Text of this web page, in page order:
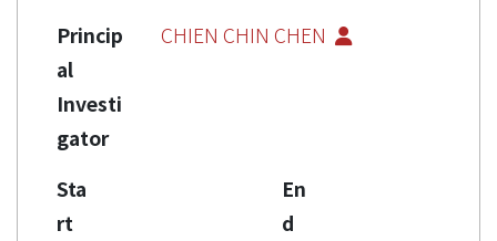
Princip
al
Investi
gator
CHIEN CHIN CHEN
Sta
rt
En
d